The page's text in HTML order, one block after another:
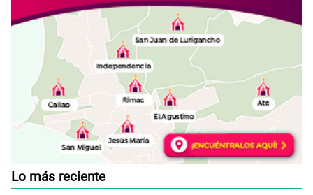
Lo más reciente